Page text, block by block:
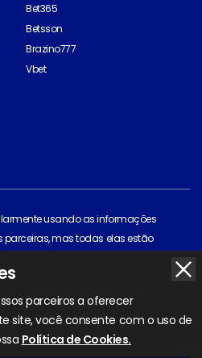
parceiros a oferecer
site, você consente com o uso de
Política de Cookies.
Bet365
Betsson
Brazino777
Vbet
usando as informações
mas todas elas estão
por direitos autorais © 2026 pelo
estão protegidos por direitos autorais